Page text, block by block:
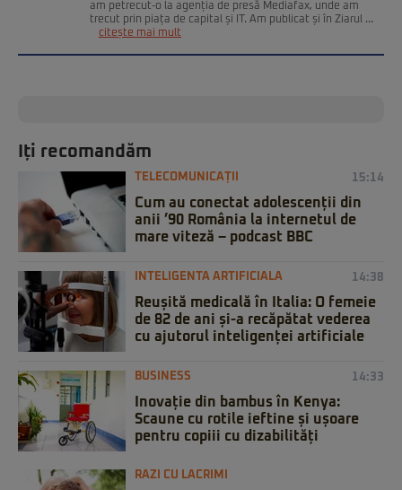
am petrecut-o la agenția de presă Mediafax, unde am
trecut prin piața de capital și IT. Am publicat și în Ziarul ...
citește mai mult
Iți recomandăm
TELECOMUNICAȚII 15:14
Cum au conectat adolescenții din
anii ’90 România la internetul de
mare viteză – podcast BBC
INTELIGENTA ARTIFICIALA 14:38
Reușită medicală în Italia: O femeie
de 82 de ani și-a recăpătat vederea
cu ajutorul inteligenței artificiale
BUSINESS 14:33
Inovație din bambus în Kenya:
Scaune cu rotile ieftine și ușoare
pentru copiii cu dizabilități
RAZI CU LACRIMI